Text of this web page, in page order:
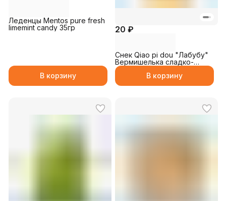
Леденцы Mentos pure fresh
limemint candy 35гр
В корзину
20 ₽
Снек Qiao pi dou "Лабубу"
Вермишелька сладко-
пряная 20гр
В корзину